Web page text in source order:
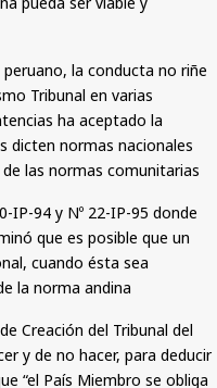
la conducta no riñe
Tribunal en varias
ha aceptado la
dicten normas nacionales
las normas comunitarias.
IP-94 y Nº 22-IP-95 donde
que es posible que un
cuando ésta sea
la norma andina.
Creación del Tribunal del
y de no hacer, para deducir
“el País Miembro se obliga